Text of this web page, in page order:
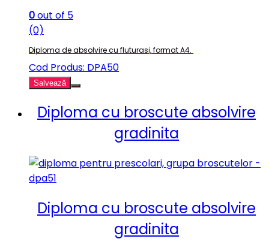
0out of 5
(0)
Diploma de absolvire cu fluturasi, format A4.
Cod Produs: DPA50
Salvează
Diploma cu broscute absolvire
gradinita
Diploma cu broscute absolvire
gradinita